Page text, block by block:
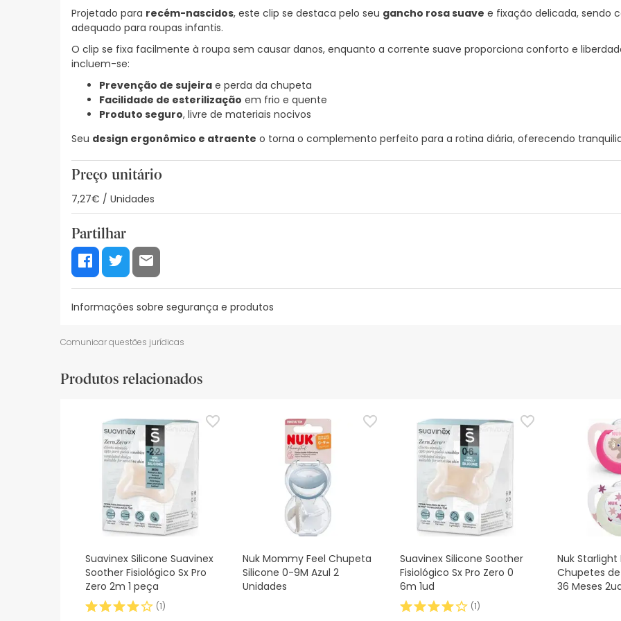
Projetado para recém-nascidos, este clip se destaca pelo seu gancho rosa suave e fixação delicada, sendo
adequado para roupas infantis.
O clip se fixa facilmente à roupa sem causar danos, enquanto a corrente suave proporciona conforto e
incluem-se:
Prevenção de sujeira e perda da chupeta
Facilidade de esterilização em frio e quente
Produto seguro, livre de materiais nocivos
Seu design ergonômico e atraente o torna o complemento perfeito para a rotina diária, oferecendo
Preço unitário
7,27€ / Unidades
Partilhar
Informações sobre segurança e produtos
Recursos de segurança visual
De momento, não dispomos de imagens de segurança para este produto, mas estamos a trabalhar nisso.
sobre segurança, não hesites em contactar-nos. Além disso, se desejares, também podes devolver o produto
Comunicar questões jurídicas
Produtos relacionados
Suavinex Silicone Suavinex
Soother Fisiológico Sx Pro
Zero 2m 1 peça
(1)
Nuk Mommy Feel Chupeta
Silicone 0-9M Azul 2
Unidades
Suavinex Silicone Soother
Fisiológico Sx Pro Zero 0
6m 1ud
(1)
Nuk Starlight
Chupetes
36 Meses